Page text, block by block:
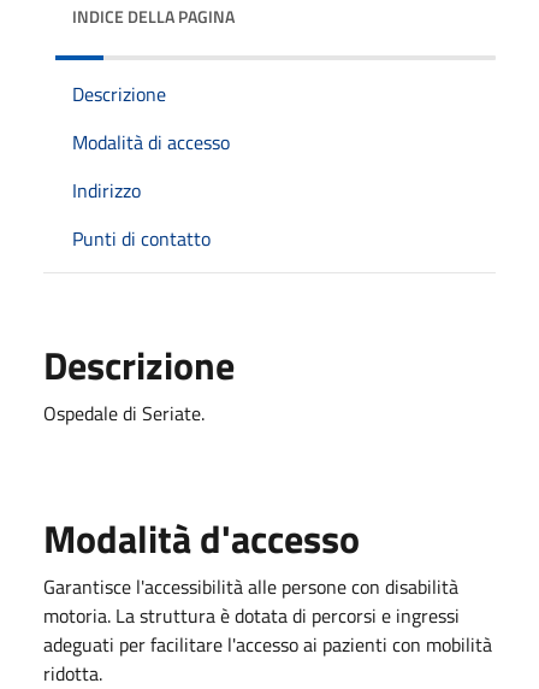
INDICE DELLA PAGINA
Descrizione
Modalità di accesso
Indirizzo
Punti di contatto
Descrizione
Ospedale di Seriate.
Modalità d'accesso
Garantisce l'accessibilità alle persone con disabilità
motoria. La struttura è dotata di percorsi e ingressi
adeguati per facilitare l'accesso ai pazienti con mobilità
ridotta.